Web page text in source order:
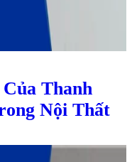
Thanh
Nội Thất